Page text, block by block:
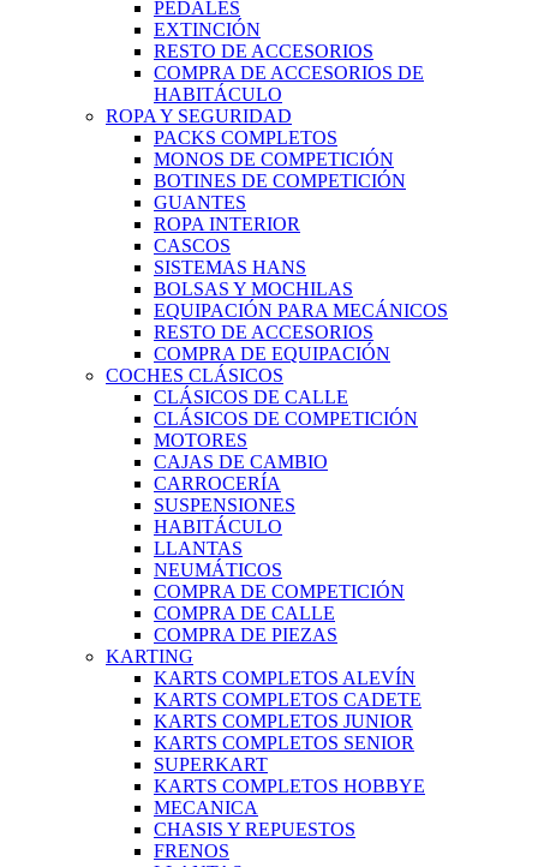
PEDALES
EXTINCIÓN
RESTO DE ACCESORIOS
COMPRA DE ACCESORIOS DE
HABITÁCULO
ROPA Y SEGURIDAD
PACKS COMPLETOS
MONOS DE COMPETICIÓN
BOTINES DE COMPETICIÓN
GUANTES
ROPA INTERIOR
CASCOS
SISTEMAS HANS
BOLSAS Y MOCHILAS
EQUIPACIÓN PARA MECÁNICOS
RESTO DE ACCESORIOS
COMPRA DE EQUIPACIÓN
COCHES CLÁSICOS
CLÁSICOS DE CALLE
CLÁSICOS DE COMPETICIÓN
MOTORES
CAJAS DE CAMBIO
CARROCERÍA
SUSPENSIONES
HABITÁCULO
LLANTAS
NEUMÁTICOS
COMPRA DE COMPETICIÓN
COMPRA DE CALLE
COMPRA DE PIEZAS
KARTING
KARTS COMPLETOS ALEVÍN
KARTS COMPLETOS CADETE
KARTS COMPLETOS JUNIOR
KARTS COMPLETOS SENIOR
SUPERKART
KARTS COMPLETOS HOBBYE
MECANICA
CHASIS Y REPUESTOS
FRENOS